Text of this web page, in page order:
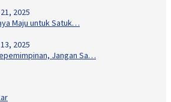
2025
Maju untuk Satuk…
2025
Jangan Sa…